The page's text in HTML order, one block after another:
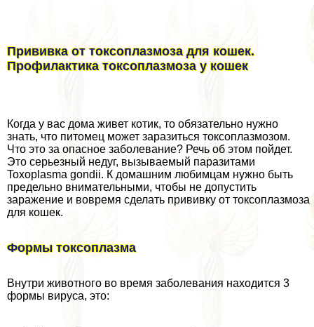
Прививка от токсоплазмоза для кошек.
Профилактика токсоплазмоза у кошек
Когда у вас дома живет котик, то обязательно нужно
знать, что питомец может заразиться токсоплазмозом.
Что это за опасное заболевание? Речь об этом пойдет.
Это серьезный недуг, вызываемый паразитами
Toxoplasma gondii. К домашним любимцам нужно быть
предельно внимательными, чтобы не допустить
заражение и вовремя сделать прививку от токсоплазмоза
для кошек.
Формы токсоплазма
Внутри животного во время заболевания находится 3
формы вируса, это: